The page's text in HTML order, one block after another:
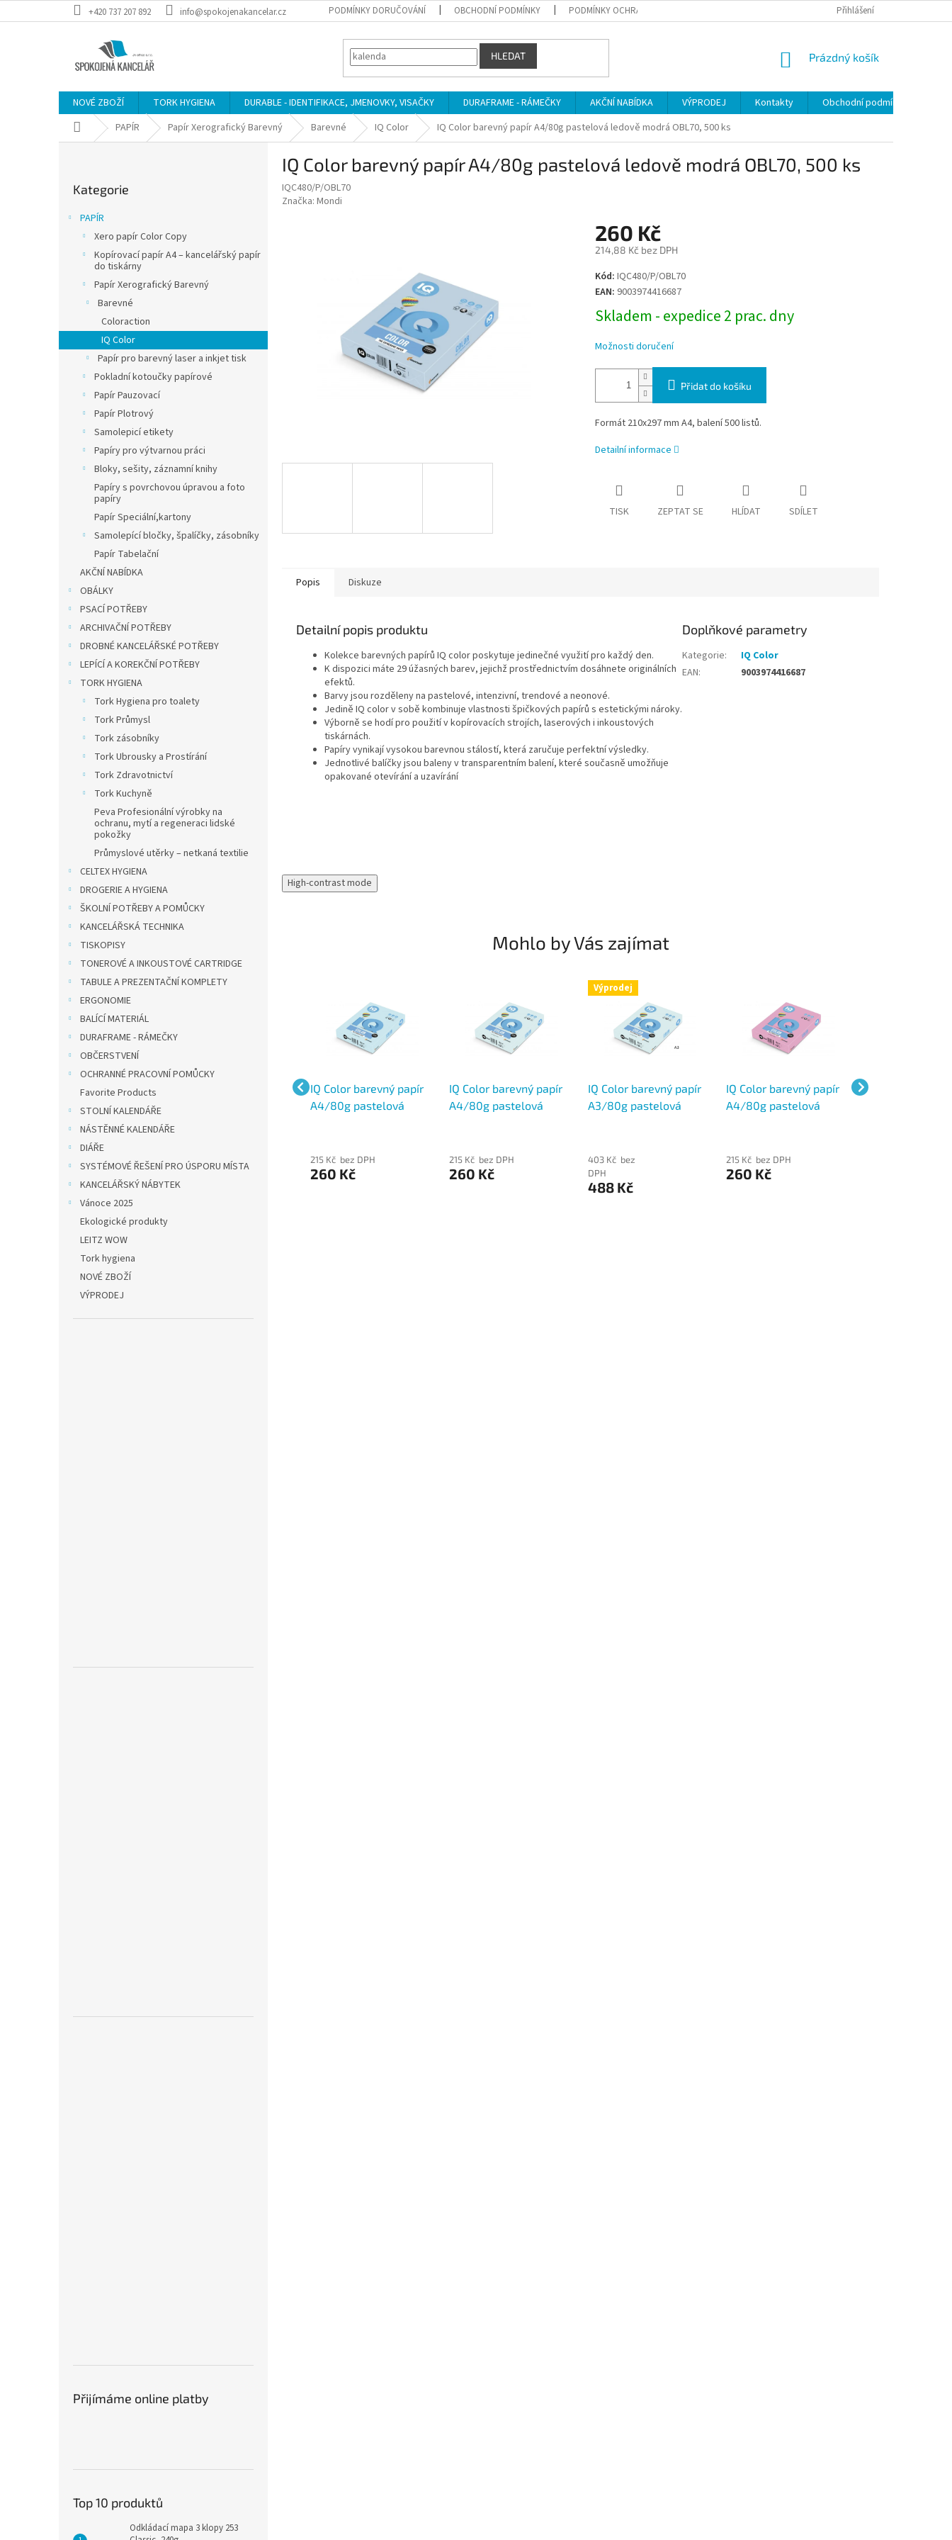
na
+420 737 207 892 info@spokojenakancelar.cz PODMÍNKY DORUČOVÁNÍ OBCHODNÍ PODMÍNKY PODMÍNKY OCHRANY OSOBNÍCH ÚDAJŮ Přihlášení
HLEDAT
NÁKUPNÍ
Prázdný košík
NOVÉ ZBOŽÍ TORK HYGIENA DURABLE - IDENTIFIKACE, JMENOVKY, VISAČKY DURAFRAME - RÁMEČKY AKČNÍ NABÍDKA VÝPRODEJ Kontakty
Obchodní podmínky
Domů PAPÍR Papír Xerografický Barevný Barevné IQ Color IQ Color barevný papír A4/80g pastelová ledově modrá OBL70, 500 ks
e
l
kategorie
Kategorie
PAPÍR
Xero papír Color Copy
Kopírovací papír A4 – kancelářský papír
do tiskárny
Papír Xerografický Barevný
Barevné
Coloraction
IQ Color
Papír pro barevný laser a inkjet tisk
Pokladní kotoučky papírové
Papír Pauzovací
Papír Plotrový
Samolepicí etikety
Papíry pro výtvarnou práci
Bloky, sešity, záznamní knihy
Papíry s povrchovou úpravou a foto
papíry
Papír Speciální,kartony
Samolepící bločky, špalíčky, zásobníky
Papír Tabelační
AKČNÍ NABÍDKA
OBÁLKY
PSACÍ POTŘEBY
ARCHIVAČNÍ POTŘEBY
DROBNÉ KANCELÁŘSKÉ POTŘEBY
LEPÍCÍ A KOREKČNÍ POTŘEBY
TORK HYGIENA
Tork Hygiena pro toalety
Tork Průmysl
Tork zásobníky
Tork Ubrousky a Prostírání
Tork Zdravotnictví
Tork Kuchyně
Peva Profesionální výrobky na
ochranu, mytí a regeneraci lidské
pokožky
Průmyslové utěrky – netkaná textilie
CELTEX HYGIENA
DROGERIE A HYGIENA
ŠKOLNÍ POTŘEBY A POMŮCKY
KANCELÁŘSKÁ TECHNIKA
TISKOPISY
TONEROVÉ A INKOUSTOVÉ CARTRIDGE
TABULE A PREZENTAČNÍ KOMPLETY
ERGONOMIE
BALÍCÍ MATERIÁL
DURAFRAME - RÁMEČKY
OBČERSTVENÍ
OCHRANNÉ PRACOVNÍ POMŮCKY
Favorite Products
STOLNÍ KALENDÁŘE
NÁSTĚNNÉ KALENDÁŘE
DIÁŘE
SYSTÉMOVÉ ŘEŠENÍ PRO ÚSPORU MÍSTA
KANCELÁŘSKÝ NÁBYTEK
Vánoce 2025
Ekologické produkty
LEITZ WOW
Tork hygiena
NOVÉ ZBOŽÍ
VÝPRODEJ
Přijímáme online platby
Top 10 produktů
Odkládací mapa 3 klopy 253
IQ Color barevný papír A4/80g pastelová ledově modrá OBL70, 500 ks
IQC480/P/OBL70
Značka: Mondi
260 Kč
214,88 Kč bez DPH
Měrná
cena:
Kód: IQC480/P/OBL70
EAN: 9003974416687
Skladem - expedice 2 prac. dny
Možnosti doručení
Přidat do košíku
Formát 210x297 mm A4, balení 500 listů.
Detailní informace
TISK ZEPTAT SE HLÍDAT SDÍLET
Popis Diskuze
Detailní popis produktu
Kolekce barevných papírů IQ color poskytuje jedinečné využití pro každý den.
K dispozici máte 29 úžasných barev, jejichž prostřednictvím dosáhnete originálních
efektů.
Barvy jsou rozděleny na pastelové, intenzivní, trendové a neonové.
Jedině IQ color v sobě kombinuje vlastnosti špičkových papírů s estetickými nároky.
Výborně se hodí pro použití v kopírovacích strojích, laserových i inkoustových
tiskárnách.
Papíry vynikají vysokou barevnou stálostí, která zaručuje perfektní výsledky.
Jednotlivé balíčky jsou baleny v transparentním balení, které současně umožňuje
opakované otevírání a uzavírání
Doplňkové parametry
Kategorie:
IQ Color
EAN: 9003974416687
High-contrast mode
Mohlo by Vás zajímat
IQ Color barevný papír
A4/80g pastelová
vanilková BE66, 500 ks
215 Kč bez DPH
260 Kč
IQ Color barevný papír
A4/80g pastelová
215 Kč bez DPH
260 Kč
IQ Color barevný papír
A4/80g pastelová
215 Kč bez DPH
260 Kč
Výprodej
IQ Color barevný papír
A3/80g pastelová
403 Kč bez
DPH
488 Kč
IQ Color barevný papír
A4/80g pastelová
215 Kč bez DPH
260 Kč
IQ Color